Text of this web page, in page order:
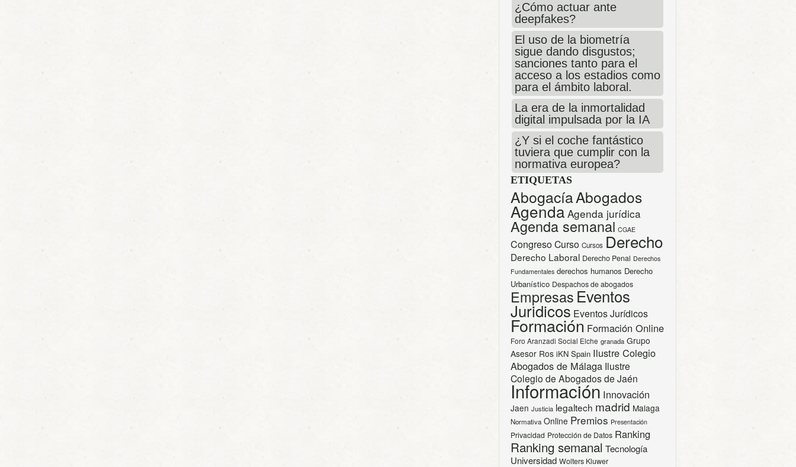
¿Cómo actuar ante
deepfakes?
El uso de la biometría
sigue dando disgustos;
sanciones tanto para el
acceso a los estadios como
para el ámbito laboral.
La era de la inmortalidad
digital impulsada por la IA
¿Y si el coche fantástico
tuviera que cumplir con la
normativa europea?
ETIQUETAS
AbogacíaAbogados
Agenda Agenda jurídica
Agenda semanal CGAE
CongresoCurso Cursos Derecho
Derecho Laboral Derecho Penal Derechos
Fundamentales derechos humanos Derecho
Urbanístico Despachos de abogados
Empresas Eventos
Juridicos Eventos Jurídicos
Formación Formación Online
Foro Aranzadi Social Elche granada Grupo
Asesor Ros iKN Spain Ilustre Colegio
Abogados de Málaga Ilustre
Colegio de Abogados de Jaén
Información Innovación
Jaen Justicia legaltech madrid Malaga
Normativa Online Premios Presentación
Privacidad Protección de Datos Ranking
Ranking semanal Tecnología
Universidad Wolters Kluwer